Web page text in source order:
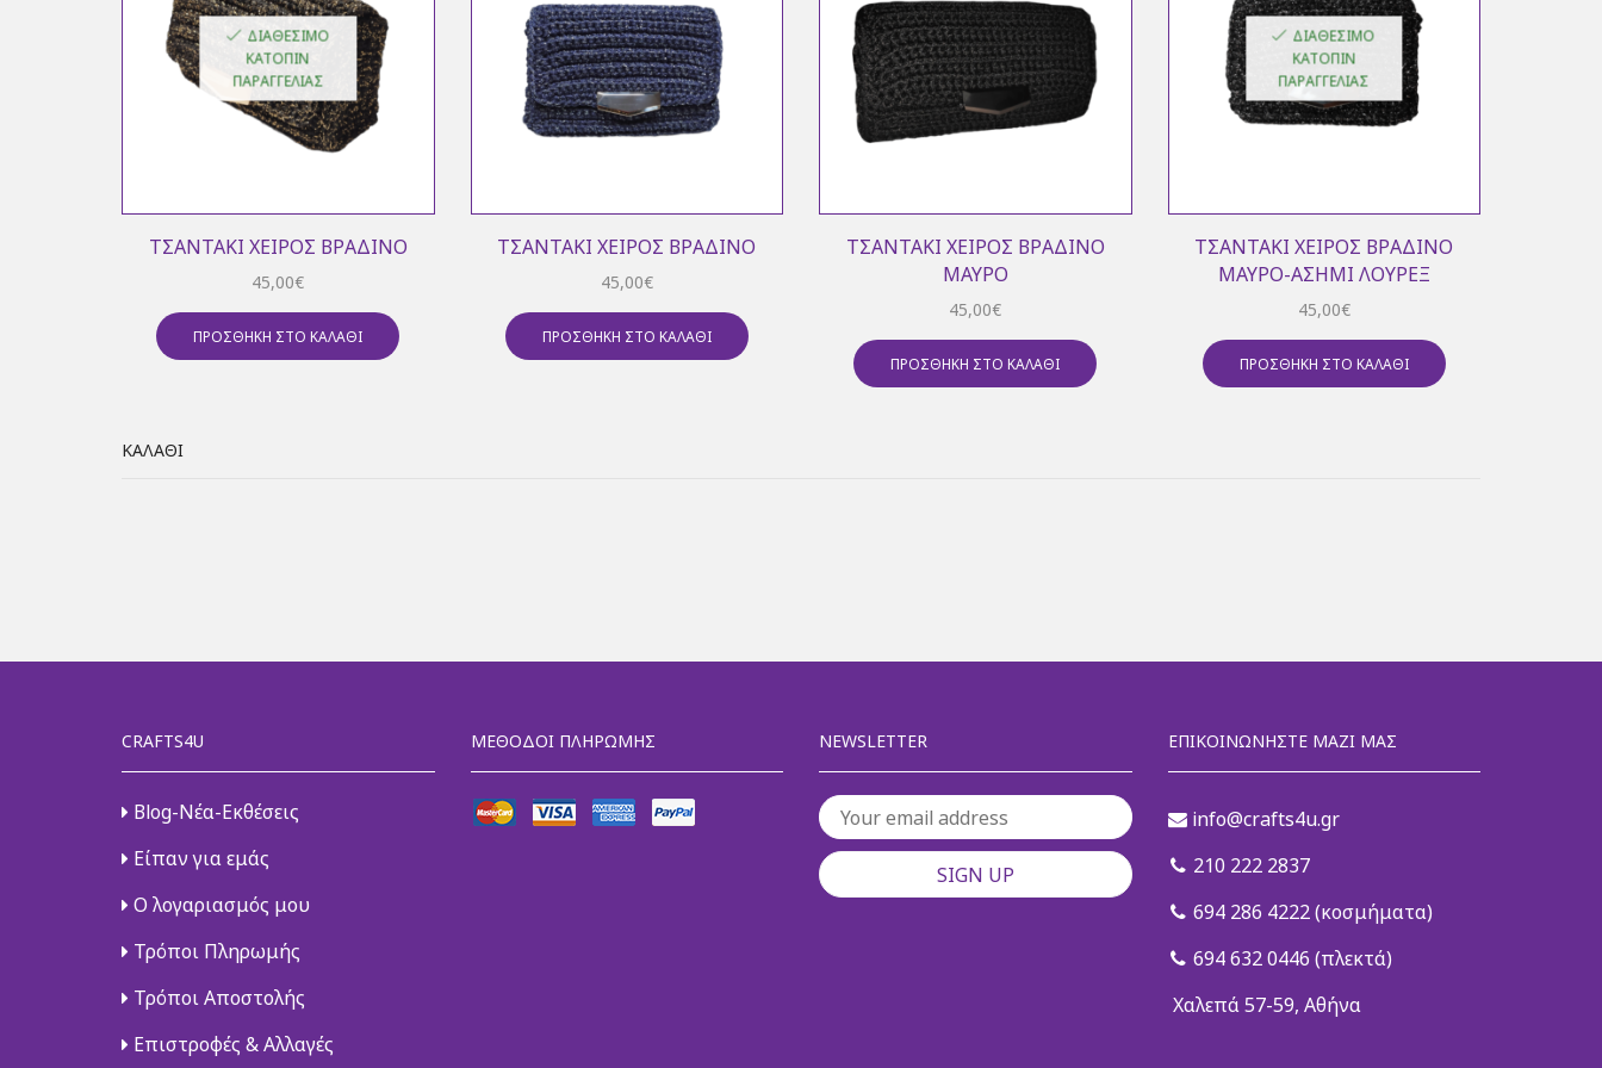
ΔΙΑΘΈΣΙΜΟ
ΚΑΤΌΠΙΝ
ΠΑΡΑΓΓΕΛΊΑΣ
ΤΣΑΝΤΆΚΙ ΧΕΙΡΌΣ ΒΡΑΔΙΝΌ
45,00€
ΠΡΟΣΘΉΚΗ ΣΤΟ ΚΑΛΆΘΙ
ΤΣΑΝΤΆΚΙ ΧΕΙΡΌΣ ΒΡΑΔΙΝΌ
45,00€
ΠΡΟΣΘΉΚΗ ΣΤΟ ΚΑΛΆΘΙ
ΤΣΑΝΤΆΚΙ ΧΕΙΡΌΣ ΒΡΑΔΙΝΌ
ΜΑΎΡΟ
45,00€
ΠΡΟΣΘΉΚΗ ΣΤΟ ΚΑΛΆΘΙ
ΔΙΑΘΈΣΙΜΟ
ΚΑΤΌΠΙΝ
ΠΑΡΑΓΓΕΛΊΑΣ
ΤΣΑΝΤΆΚΙ ΧΕΙΡΌΣ ΒΡΑΔΙΝΌ
ΜΑΎΡΟ-ΑΣΗΜΊ ΛΟΎΡΕΞ
45,00€
ΠΡΟΣΘΉΚΗ ΣΤΟ ΚΑΛΆΘΙ
ΚΑΛΆΘΙ
CRAFTS4U
Blog-Νέα-Εκθέσεις
Είπαν για εμάς
Ο λογαριασμός μου
Τρόποι Πληρωμής
Τρόποι Αποστολής
Επιστροφές & Αλλαγές
ΜΈΘΟΔΟΙ ΠΛΗΡΩΜΉΣ NEWSLETTER ΕΠΙΚΟΙΝΩΝΉΣΤΕ ΜΑΖΊ ΜΑΣ
info@crafts4u.gr
210 222 2837
694 286 4222 (κοσμήματα)
694 632 0446 (πλεκτά)
Χαλεπά 57-59, Αθήνα